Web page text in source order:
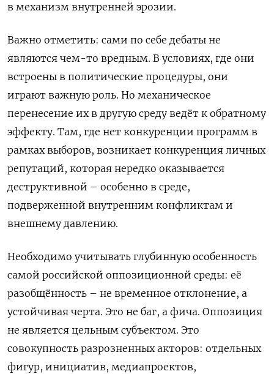
в механизм внутренней эрозии.
Важно отметить: сами по себе дебаты не
являются чем-то вредным. В условиях, где они
встроены в политические процедуры, они
играют важную роль. Но механическое
перенесение их в другую среду ведёт к обратному
эффекту. Там, где нет конкуренции программ в
рамках выборов, возникает конкуренция личных
репутаций, которая нередко оказывается
деструктивной – особенно в среде,
подверженной внутренним конфликтам и
внешнему давлению.
Необходимо учитывать глубинную особенность
самой российской оппозиционной среды: её
разобщённость – не временное отклонение, а
устойчивая черта. Это не баг, а фича. Оппозиция
не является цельным субъектом. Это
совокупность разрозненных акторов: отдельных
фигур, инициатив, медиапроектов,